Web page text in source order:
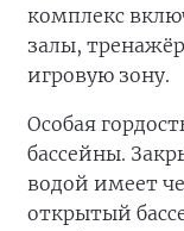
комплекс
залы,
игровую зону.
Особая
бассейны.
водой имеет
открытый